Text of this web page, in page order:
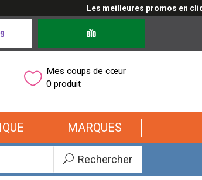
Les meilleures promos en cliquant ici
Mes coups de cœur
0 produit
MARQUES
Rechercher